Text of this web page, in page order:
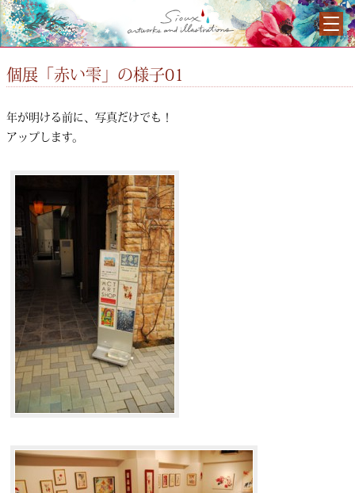
個展「赤い雫」の様子01
年が明ける前に、写真だけでも！
アップします。